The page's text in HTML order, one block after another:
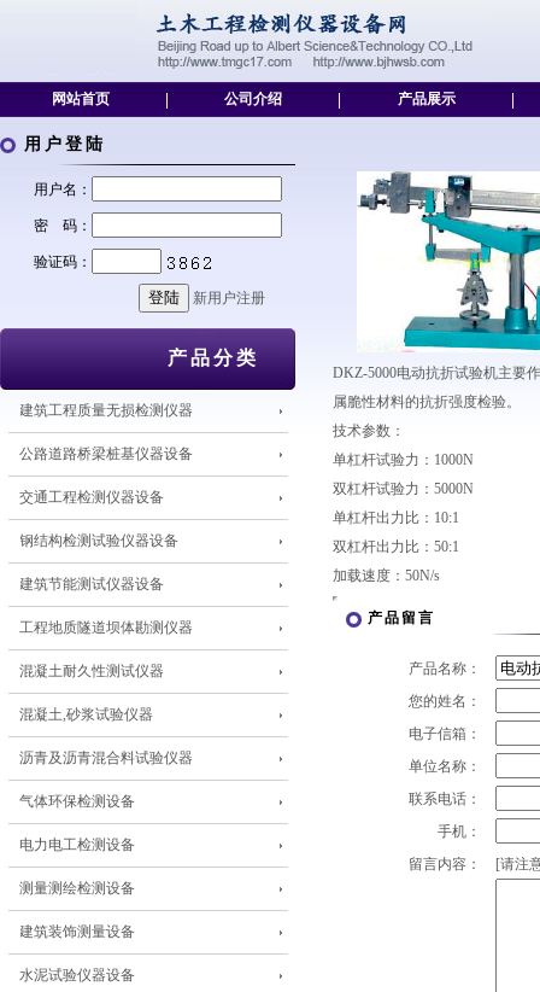
网站首页 公司介绍 产品展示
用户登陆
用户名：
密 码：
验证码：
新用户注册
产品分类
建筑工程质量无损检测仪器
公路道路桥梁桩基仪器设备
交通工程检测仪器设备
钢结构检测试验仪器设备
建筑节能测试仪器设备
工程地质隧道坝体勘测仪器
混凝土耐久性测试仪器
混凝土,砂浆试验仪器
沥青及沥青混合料试验仪器
气体环保检测设备
电力电工检测设备
测量测绘检测设备
建筑装饰测量设备
水泥试验仪器设备
DKZ-5000电动抗折试验机主要
属脆性材料的抗折强度检验。
技术参数：
单杠杆试验力：1000N
双杠杆试验力：5000N
单杠杆出力比：10:1
双杠杆出力比：50:1
加载速度：50N/s
产品留言
产品名称：
您的姓名：
电子信箱：
单位名称：
联系电话：
手机：
留言内容：
[请注